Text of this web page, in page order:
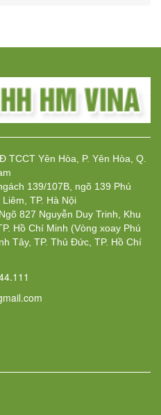
TCCT Yên Hòa, P. Yên Hòa, Q.
139/107B, ngõ 139 Phú
TP. Hà Nội
827 Nguyễn Duy Trinh, Khu
Hồ Chí Minh (Vòng xoay Phú
Tây, TP. Thủ Đức, TP. Hồ Chí